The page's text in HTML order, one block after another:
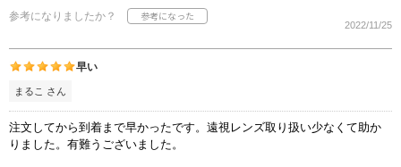
参考になりましたか？
2022/11/25
早い
まるこ さん
注文してから到着まで早かったです。遠視レンズ取り扱い少なくて助か
りました。有難うございました。